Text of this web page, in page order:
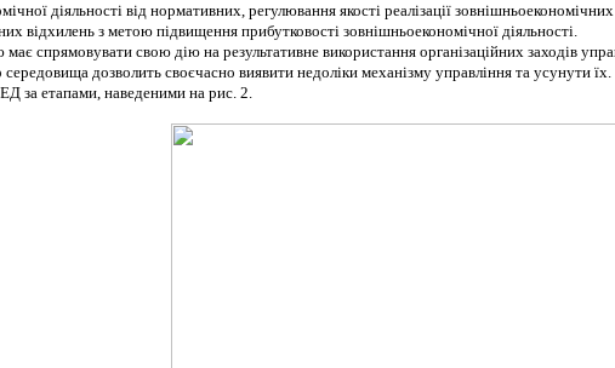
діяльності від нормативних, регулювання якості реалізації
відхилень з метою підвищення прибутковості зовнішньоекономічної діяльності.
спрямовувати свою дію на результативне використання організаційних заходів
дозволить своєчасно виявити недоліки механізму управління та усунути їх.
за етапами, наведеними на рис. 2.